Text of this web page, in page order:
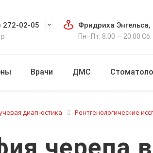
272-02-05 Фридриха Энгельса,
Пн–Пт: 8:00 — 20:00
Врачи ДМС
диагностика Рентгенологические